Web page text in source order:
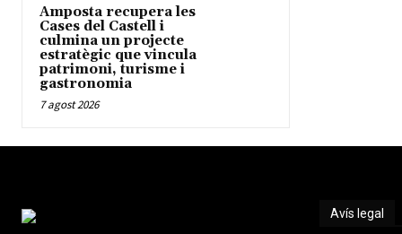
Amposta recupera les
Cases del Castell i
culmina un projecte
estratègic que vincula
patrimoni, turisme i
gastronomia
7 agost 2026
Avís legal